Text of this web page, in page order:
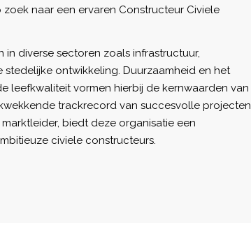
naar een ervaren Constructeur Civiele
diverse sectoren zoals infrastructuur,
ontwikkeling. Duurzaamheid en het
leefkwaliteit vormen hierbij de kernwaarden van
trackrecord van succesvolle projecten
biedt deze organisatie een
civiele constructeurs.